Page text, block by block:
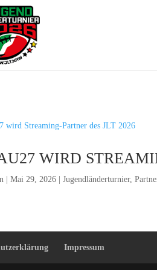
WIRD
|Mai 29, 2026 |Jugendländerturnier,
Impressum